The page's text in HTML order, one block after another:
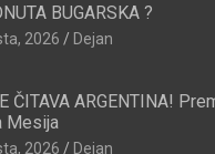
BUGARSKA ?
2026 Dejan
ČITAVA ARGENTINA!
Mesija
2026 Dejan